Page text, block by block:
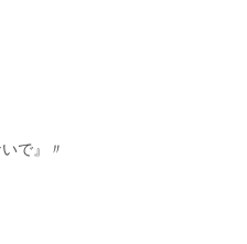
〃『迷わないで』〃